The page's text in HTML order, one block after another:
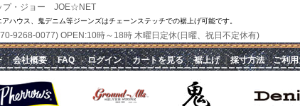
プ・ジョー JOE☆NET
ハウス、鬼デニム等ジーンズはチェーンステッチでの裾上げ可能です。
9268-0077) OPEN:10時～18時 木曜日定休(日曜、祝日不定休有)
｜会社概要｜FAQ｜ログイン｜カートを見る｜裾上げ｜採寸方法｜ご利